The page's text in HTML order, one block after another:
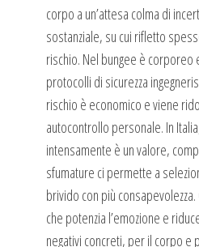
corpo a un’attesa colma di
sostanziale, su cui rifletto
rischio. Nel bungee è corporeo
protocolli di sicurezza
rischio è economico e viene
autocontrollo personale. In
intensamente è un valore,
sfumature ci permette a
brivido con più
che potenzia l’emozione e
negativi concreti, per il corpo e